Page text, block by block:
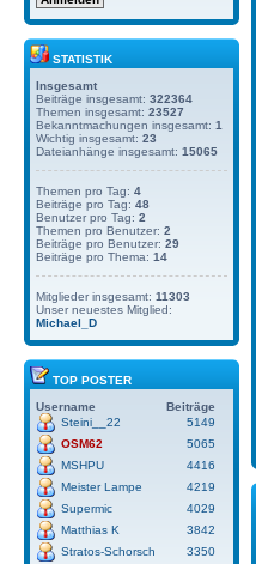
STATISTIK
Insgesamt
Beiträge insgesamt: 322364
Themen insgesamt: 23527
Bekanntmachungen insgesamt: 1
Wichtig insgesamt: 23
Dateianhänge insgesamt: 15065
Themen pro Tag: 4
Beiträge pro Tag: 48
Benutzer pro Tag: 2
Themen pro Benutzer: 2
Beiträge pro Benutzer: 29
Beiträge pro Thema: 14
Mitglieder insgesamt: 11303
Unser neuestes Mitglied:
Michael_D
TOP POSTER
Username
Beiträge
Steini__22
5149
OSM62
5065
MSHPU
4416
Meister Lampe
4219
Supermic
4029
Matthias K
3842
Stratos-Schorsch
3350